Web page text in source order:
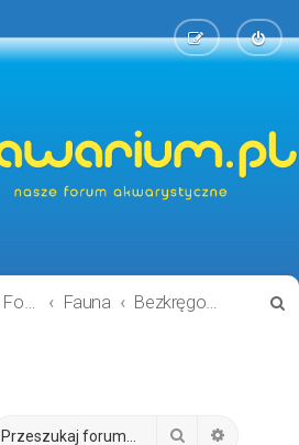
Nasze Forum Akwarystyczne Fauna Bezkręgowce
Szukaj